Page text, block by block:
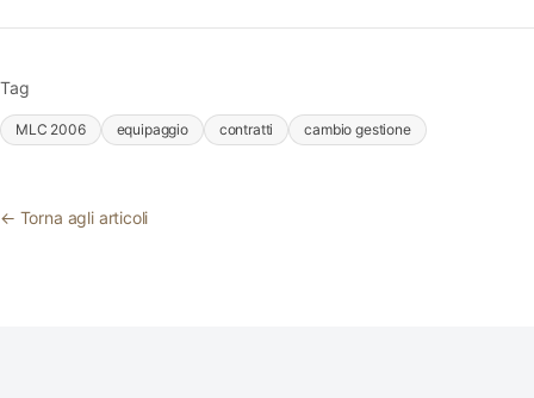
Tag
MLC 2006 equipaggio contratti cambio gestione
← Torna agli articoli